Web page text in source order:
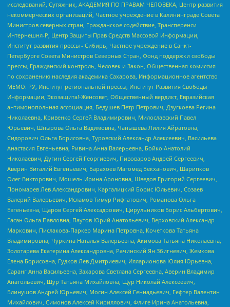
исследований, Сутяжник, АКАДЕМИЯ ПО ПРАВАМ ЧЕЛОВЕКА, Центр развития
некоммерческих организаций, Частное учреждение в Калининграде Совета
Министров северных стран, Гражданское содействие, Трансперенси
Интернешнл-Р, Центр Защиты Прав Средств Массовой Информации,
Институт развития прессы - Сибирь, Частное учреждение в Санкт-
Петербурге Совета Министров Северных Стран, Фонд поддержки свободы
прессы, Гражданский контроль, Человек и Закон, Общественная комиссия
по сохранению наследия академика Сахарова, Информационное агентство
МЕМО. РУ, Институт региональной прессы, Институт Развития Свободы
Информации, Экозащита!-Женсовет, Общественный вердикт, Евразийская
антимонопольная ассоциация, Бедушев Петр Петрович, Дзугкоева Регина
Николаевна, Кривенко Сергей Владимирович, Милославский Павел
Юрьевич, Шнырова Ольга Вадимовна, Чанышева Лилия Айратовна,
Сидорович Ольга Борисовна, Туровский Александр Алексеевич, Васильева
Анастасия Евгеньевна, Ривина Анна Валерьевна, Бойко Анатолий
Николаевич, Дугин Сергей Георгиевич, Пивоваров Андрей Сергеевич,
Аверин Виталий Евгеньевич, Барахоев Магомед Бекханович, Шарипков
Олег Викторович, Мошель Ирина Ароновна, Шведов Григорий Сергеевич,
Пономарев Лев Александрович, Каргалицкий Борис Юльевич, Созаев
Валерий Валерьевич, Исламов Тимур Рифгатович, Романова Ольга
Евгеньевна, Щаров Сергей Алексадрович, Цирульников Борис Альбертович,
Гасан Ольга Павловна, Паутов Юрий Анатольевич, Верховский Александр
Маркович, Пислакова-Паркер Марина Петровна, Кочеткова Татьяна
Владимировна, Чуркина Наталья Валерьевна, Акимова Татьяна Николаевна,
Золотарева Екатерина Александровна, Рачинский Ян Збигневич, Жемкова
Елена Борисовна, Гудков Лев Дмитриевич, Илларионова Юлия Юрьевна,
Саранг Анна Васильевна, Захарова Светлана Сергеевна, Аверин Владимир
Анатольевич, Щур Татьяна Михайловна, Щур Николай Алексеевич,
Блинушов Андрей Юрьевич, Мосин Алексей Геннадьевич, Гефтер Валентин
Михайлович, Симонов Алексей Кириллович, Флиге Ирина Анатольевна,